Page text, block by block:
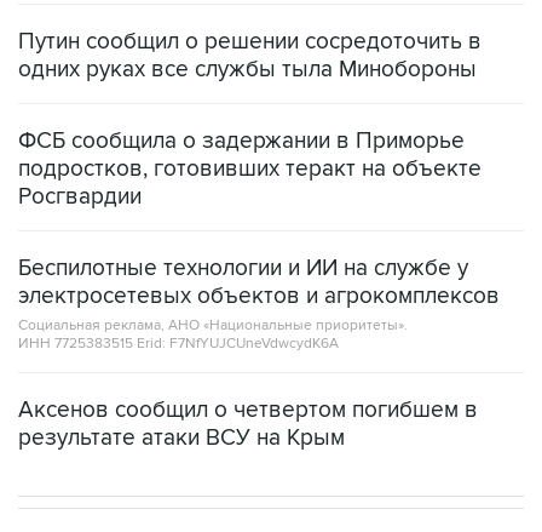
ФСБ сообщила о задержании в Приморье
Росгвардии
Беспилотные технологии и ИИ на службе у
Социальная реклама, АНО «Национальные приоритеты».
ИНН 7725383515 Erid: F7NfYUJCUneVdwcydK6A
Аксенов сообщил о четвертом погибшем в